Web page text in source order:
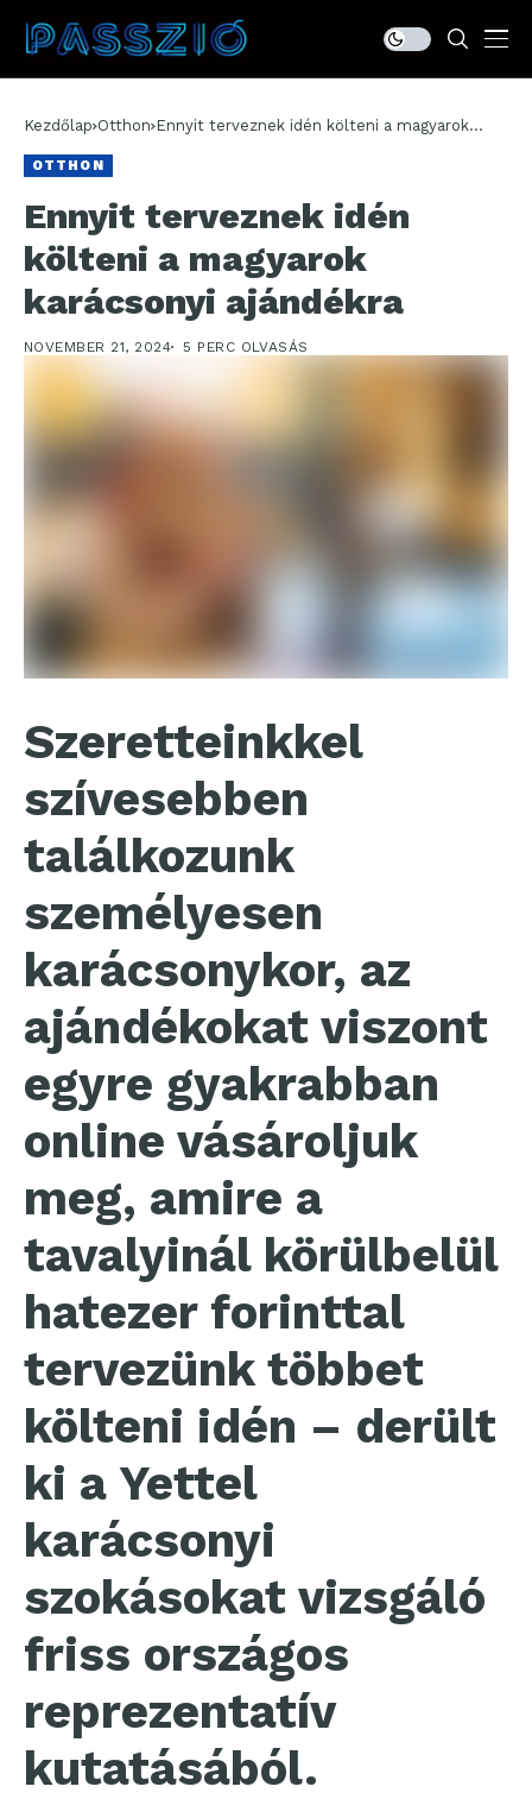
Kezdőlap Otthon Ennyit terveznek idén költeni a magyarok
OTTHON
Ennyit terveznek idén
költeni a magyarok
karácsonyi ajándékra
NOVEMBER 21, 2024 5 PERC OLVASÁS
Szeretteinkkel
szívesebben
találkozunk
személyesen
karácsonykor, az
ajándékokat viszont
egyre gyakrabban
online vásároljuk
meg, amire a
tavalyinál körülbelül
hatezer forinttal
tervezünk többet
költeni idén – derült
ki a Yettel
karácsonyi
szokásokat vizsgáló
friss országos
reprezentatív
kutatásából.